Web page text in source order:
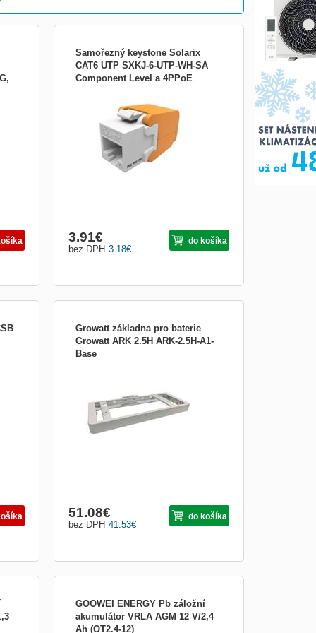
Samořezný keystone Solarix
CAT6 UTP SXKJ-6-UTP-WH-SA
Component Level a 4PPoE
RJ45 bílý samo?ezný
3.18€
bez DPH
3.91€ do košíka
Growatt základna pro baterie
Growatt ARK 2.5H ARK-2.5H-A1-
Base
ZÁKLADNÍ SPECIFIKACE; Kompatibi...
41.53€
bez DPH
51.08€ do košíka
GOOWEI ENERGY Pb záložní
akumulátor VRLA AGM 12 V/2,4
Ah (OT2.4-12)